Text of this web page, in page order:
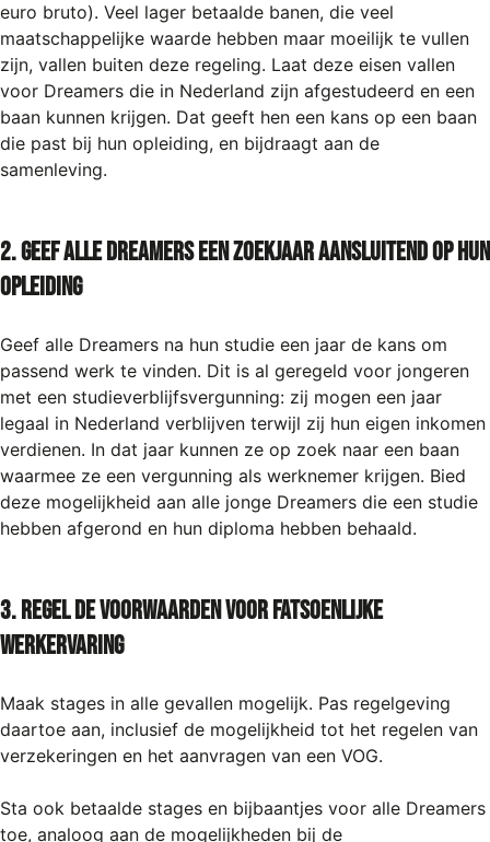
euro bruto). Veel lager betaalde banen, die veel
maatschappelijke waarde hebben maar moeilijk te vullen
zijn, vallen buiten deze regeling. Laat deze eisen vallen
voor Dreamers die in Nederland zijn afgestudeerd en een
baan kunnen krijgen. Dat geeft hen een kans op een baan
die past bij hun opleiding, en bijdraagt aan de
samenleving.
2. Geef alle Dreamers een zoekjaar aansluitend op hun
opleiding
Geef alle Dreamers na hun studie een jaar de kans om
passend werk te vinden. Dit is al geregeld voor jongeren
met een studieverblijfsvergunning: zij mogen een jaar
legaal in Nederland verblijven terwijl zij hun eigen inkomen
verdienen. In dat jaar kunnen ze op zoek naar een baan
waarmee ze een vergunning als werknemer krijgen. Bied
deze mogelijkheid aan alle jonge Dreamers die een studie
hebben afgerond en hun diploma hebben behaald.
3. Regel de voorwaarden voor fatsoenlijke
werkervaring
Maak stages in alle gevallen mogelijk. Pas regelgeving
daartoe aan, inclusief de mogelijkheid tot het regelen van
verzekeringen en het aanvragen van een VOG.
Sta ook betaalde stages en bijbaantjes voor alle Dreamers
toe, analoog aan de mogelijkheden bij de